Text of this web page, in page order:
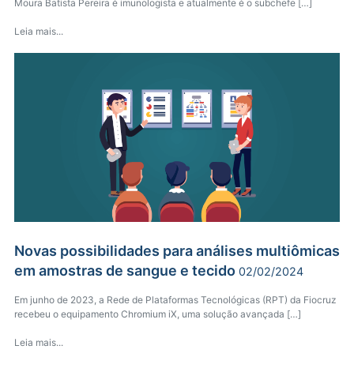
Moura Batista Pereira é imunologista e atualmente é o subchefe […]
Leia mais...
Novas possibilidades para análises multiômicas
em amostras de sangue e tecido 02/02/2024
Em junho de 2023, a Rede de Plataformas Tecnológicas (RPT) da Fiocruz
recebeu o equipamento Chromium iX, uma solução avançada […]
Leia mais...